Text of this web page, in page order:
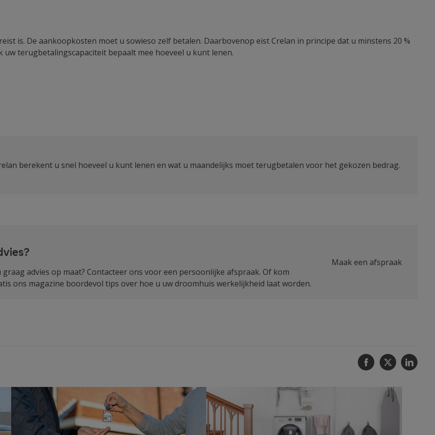
is. De aankoopkosten moet u sowieso zelf betalen. Daarbovenop eist Crelan in principe dat u minstens 20 %
terugbetalingscapaciteit bepaalt mee hoeveel u kunt lenen.
berekent u snel hoeveel u kunt lenen en wat u maandelijks moet terugbetalen voor het gekozen bedrag.
advies op maat? Contacteer ons voor een persoonlijke afspraak. Of kom
ons magazine boordevol tips over hoe u uw droomhuis werkelijkheid laat worden.
Maak een afspraak
Facebook
Twitter